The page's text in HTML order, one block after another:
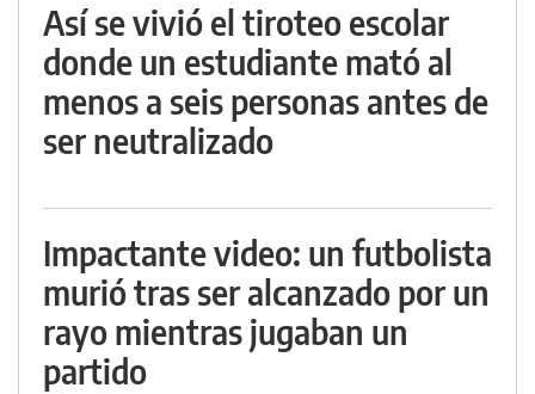
Así se vivió el tiroteo escolar
donde un estudiante mató al
menos a seis personas antes de
ser neutralizado
Impactante video: un futbolista
murió tras ser alcanzado por un
rayo mientras jugaban un
partido